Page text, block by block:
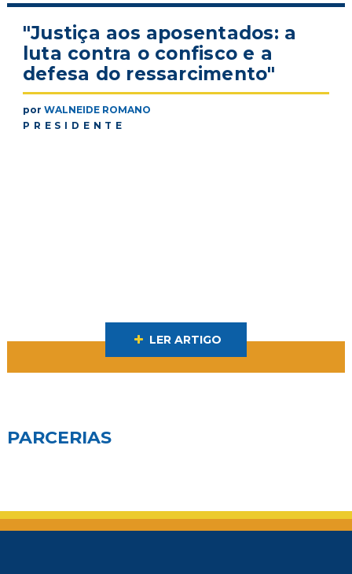
"Justiça aos aposentados: a
luta contra o confisco e a
defesa do ressarcimento"
por WALNEIDE ROMANO
PRESIDENTE
LER ARTIGO
PARCERIAS